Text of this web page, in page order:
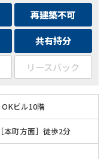
再建築不可
共有持分
リースバック
ビル10階
本町方面］徒歩2分